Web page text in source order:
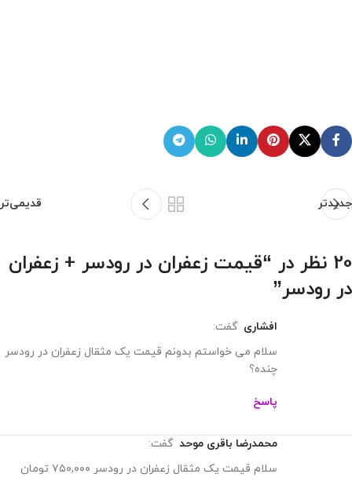
جدیدتر
20 نظر در “
قیمت زعفران در رودسر + زعفران
در رودسر
افشاری
گفت:
سلام می خواستم بدونم قیمت یک مثقال زعفران در رودسر
محمدرضا باقری موحد
گفت: